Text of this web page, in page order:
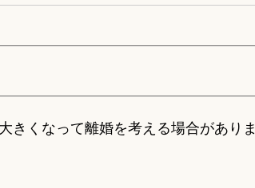
きくなって離婚を考える場合がありま